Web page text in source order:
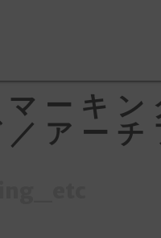
ング
マーキ
／アー